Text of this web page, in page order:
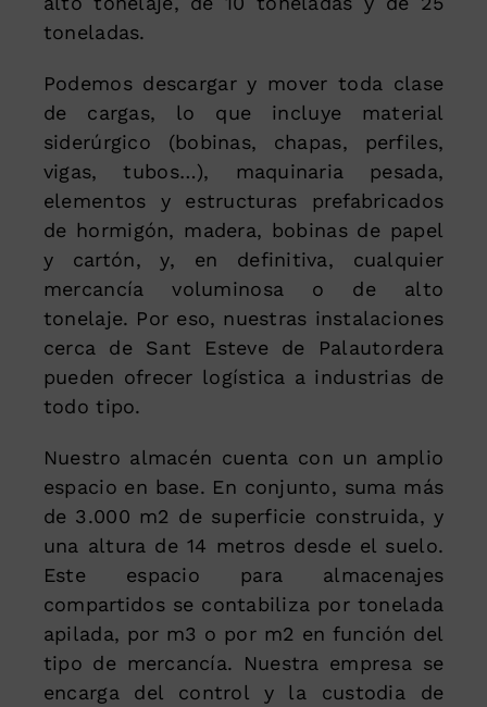
toneladas.
Podemos descargar y mover toda clase
de cargas, lo que incluye material
siderúrgico (bobinas, chapas, perfiles,
vigas, tubos…), maquinaria pesada,
elementos y estructuras prefabricados
de hormigón, madera, bobinas de papel
y cartón, y, en definitiva, cualquier
mercancía voluminosa o de alto
tonelaje. Por eso, nuestras instalaciones
cerca de Sant Esteve de Palautordera
pueden ofrecer logística a industrias de
todo tipo.
Nuestro almacén cuenta con un amplio
espacio en base. En conjunto, suma más
de 3.000 m2 de superficie construida, y
una altura de 14 metros desde el suelo.
Este espacio para almacenajes
compartidos se contabiliza por tonelada
apilada, por m3 o por m2 en función del
tipo de mercancía. Nuestra empresa se
encarga del control y la custodia de